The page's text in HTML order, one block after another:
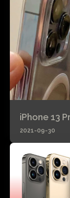
iPhone 13
2021-09-30